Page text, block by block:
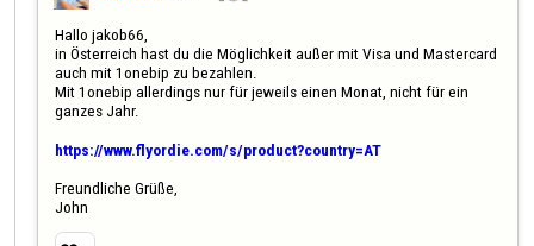
Hallo jakob66,
in Österreich hast du die Möglichkeit außer mit Visa und Mastercard
auch mit 1onebip zu bezahlen.
Mit 1onebip allerdings nur für jeweils einen Monat, nicht für ein
ganzes Jahr.
https://www.flyordie.com/s/product?country=AT
Freundliche Grüße,
John